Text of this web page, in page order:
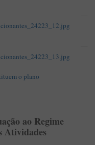
—
—
o plano
ao Regime
Atividades